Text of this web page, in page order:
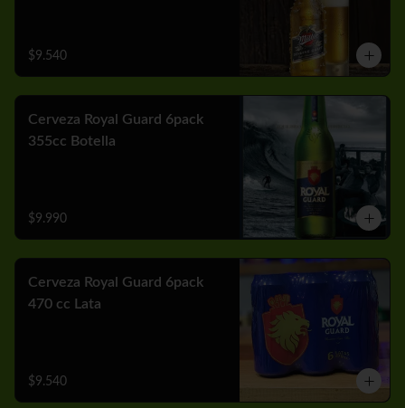
$9.540
Cerveza Royal Guard 6pack
355cc Botella
$9.990
Cerveza Royal Guard 6pack
470 cc Lata
$9.540